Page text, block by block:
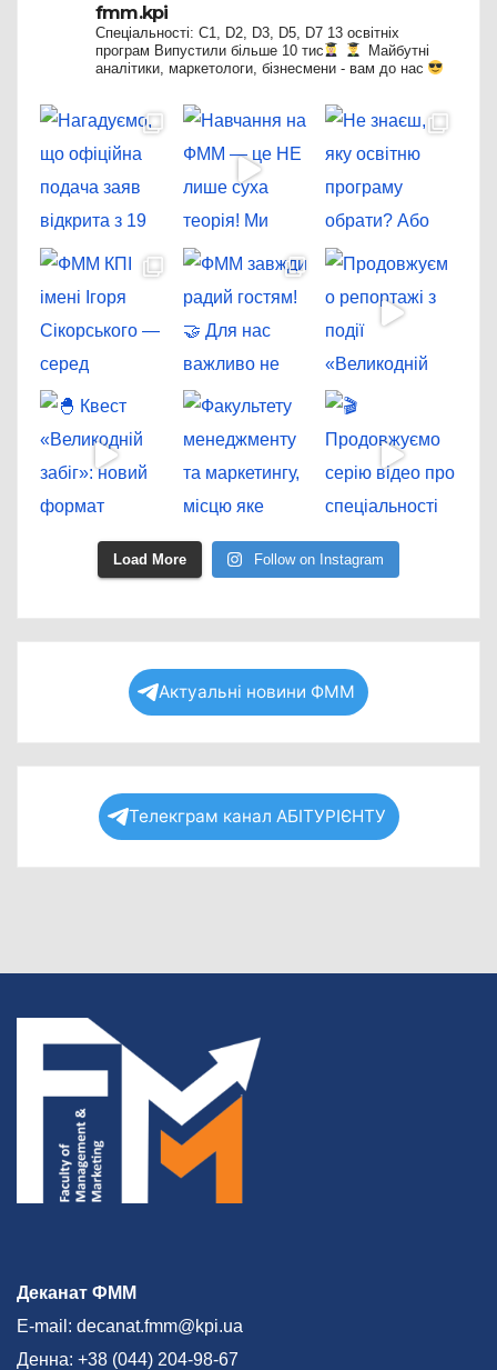
fmm.kpi
Спеціальності: C1, D2, D3, D5, D7 13 освітніх
програм Випустили більше 10 тис
Майбутні
аналітики, маркетологи, бізнесмени - вам до нас
Load More Follow on Instagram
Актуальні новини ФММ
Телекграм канал АБІТУРІЄНТУ
Деканат ФММ
E-mail: decanat.fmm@kpi.ua
Денна: +38 (044) 204-98-67